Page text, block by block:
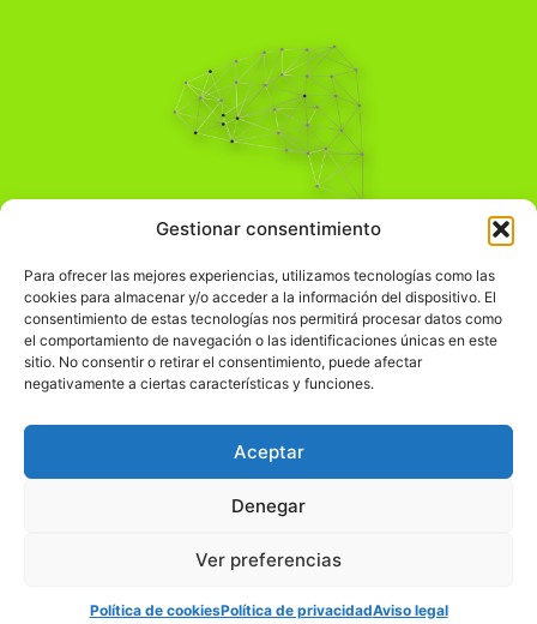
Gestionar consentimiento
Para ofrecer las mejores experiencias, utilizamos tecnologías como las
cookies para almacenar y/o acceder a la información del dispositivo. El
consentimiento de estas tecnologías nos permitirá procesar datos como
el comportamiento de navegación o las identificaciones únicas en este
sitio. No consentir o retirar el consentimiento, puede afectar
negativamente a ciertas características y funciones.
Aceptar
Denegar
Ver preferencias
Política de cookiesPolítica de privacidadAviso legal
Pensamiento Crítico
Comprender el mundo para transformarlo.
Información Legal
჻Política de privacidad
Política de cookies
© pensamientocritico.org 2026